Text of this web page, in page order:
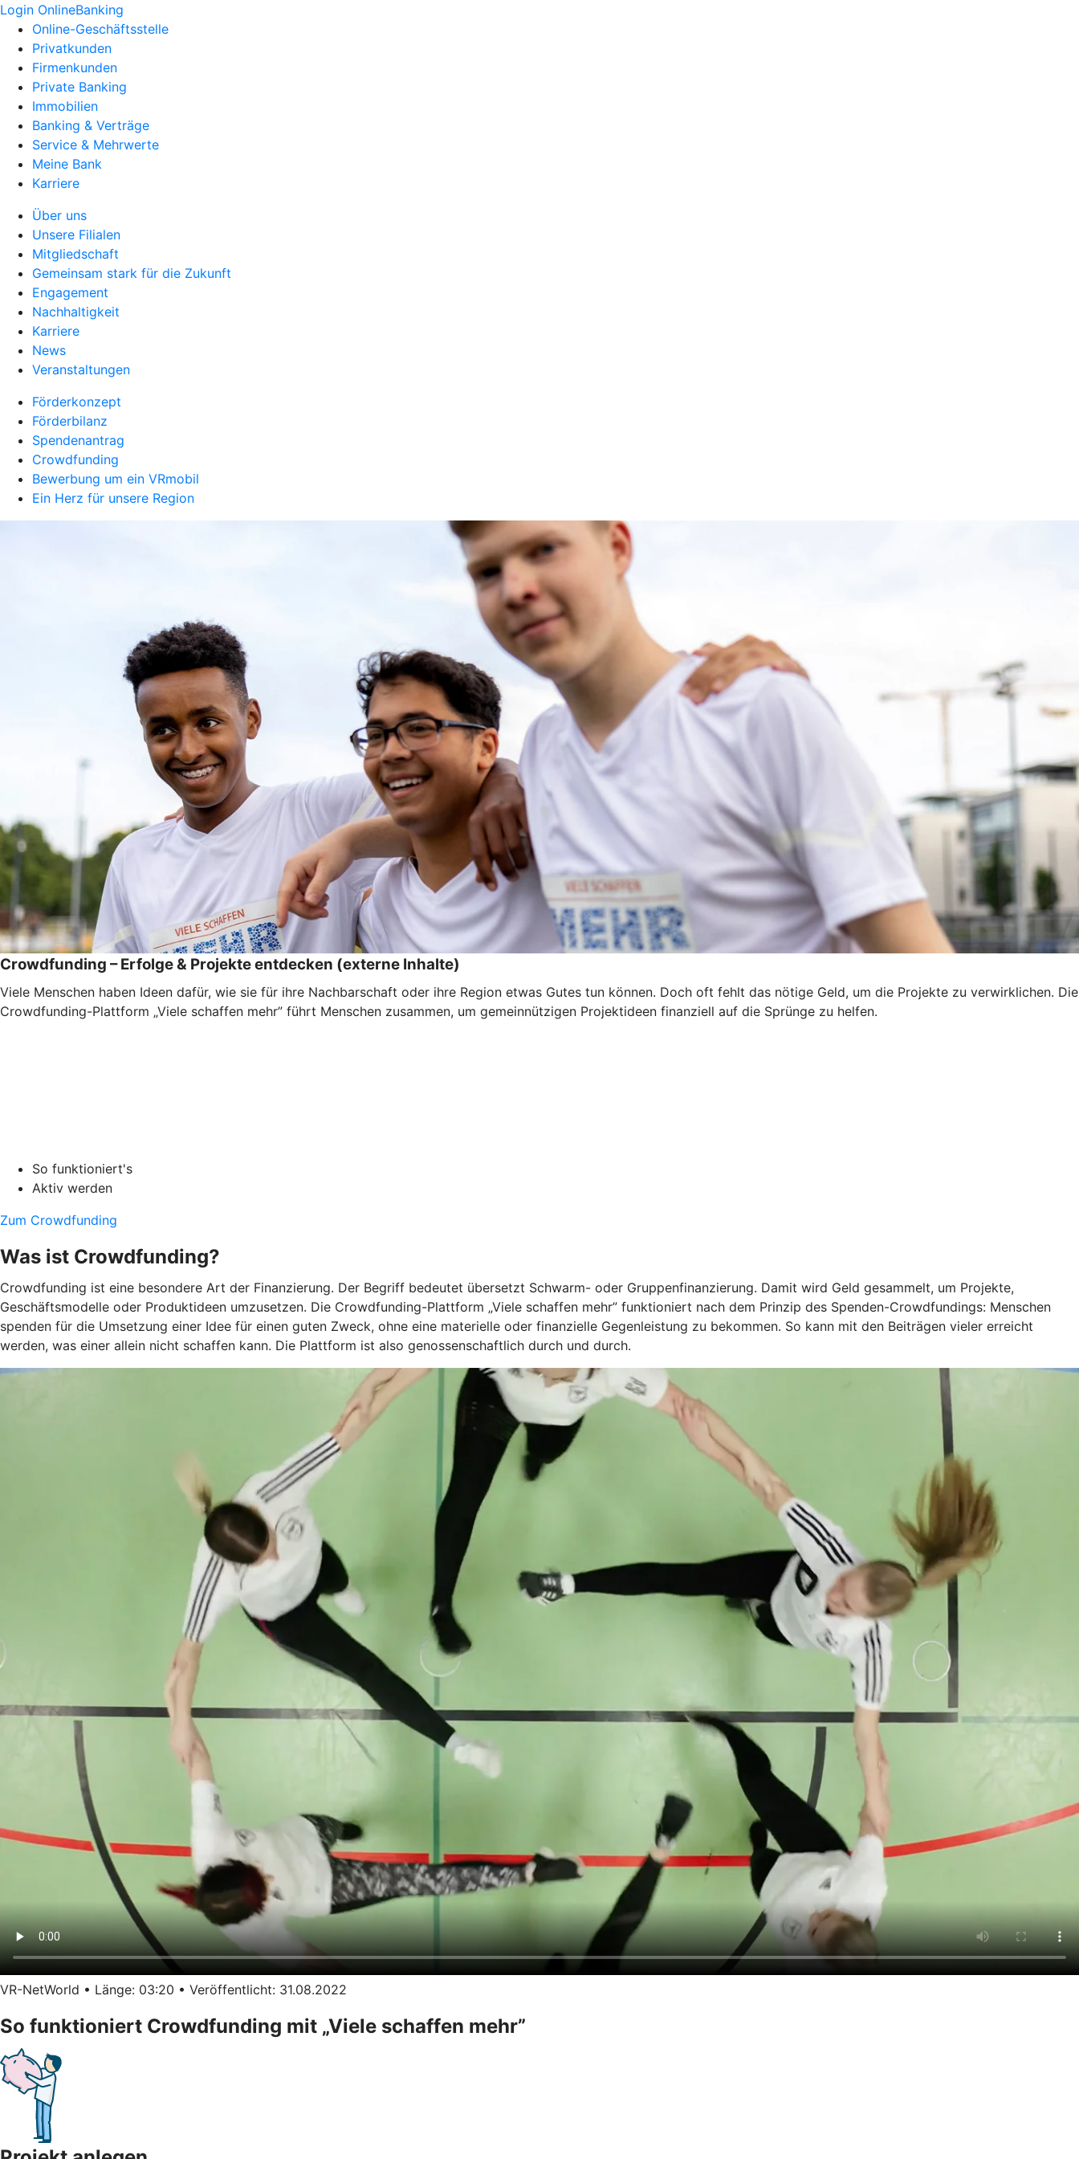
Login OnlineBanking
Online-Geschäftsstelle
Privatkunden
Firmenkunden
Private Banking
Immobilien
Banking & Verträge
Service & Mehrwerte
Meine Bank
Karriere
Über uns
Unsere Filialen
Mitgliedschaft
Gemeinsam stark für die Zukunft
Engagement
Nachhaltigkeit
Karriere
News
Veranstaltungen
Förderkonzept
Förderbilanz
Spendenantrag
Crowdfunding
Bewerbung um ein VRmobil
Ein Herz für unsere Region
Crowdfunding – Erfolge & Projekte entdecken (externe Inhalte)
Viele Menschen haben Ideen dafür, wie sie für ihre Nachbarschaft oder ihre Region etwas Gutes tun können. Doch oft fehlt das nötige Geld, um die Projekte zu verwirklichen. Die
Crowdfunding-Plattform „Viele schaffen mehr” führt Menschen zusammen, um gemeinnützigen Projektideen finanziell auf die Sprünge zu helfen.
So funktioniert's
Aktiv werden
Zum Crowdfunding
Was ist Crowdfunding?
Crowdfunding ist eine besondere Art der Finanzierung. Der Begriff bedeutet übersetzt Schwarm- oder Gruppenfinanzierung. Damit wird Geld gesammelt, um Projekte,
Geschäftsmodelle oder Produktideen umzusetzen. Die Crowdfunding-Plattform „Viele schaffen mehr” funktioniert nach dem Prinzip des Spenden-Crowdfundings: Menschen
spenden für die Umsetzung einer Idee für einen guten Zweck, ohne eine materielle oder finanzielle Gegenleistung zu bekommen. So kann mit den Beiträgen vieler erreicht
werden, was einer allein nicht schaffen kann. Die Plattform ist also genossenschaftlich durch und durch.
VR-NetWorld • Länge: 03:20 • Veröffentlicht: 31.08.2022
So funktioniert Crowdfunding mit „Viele schaffen mehr”